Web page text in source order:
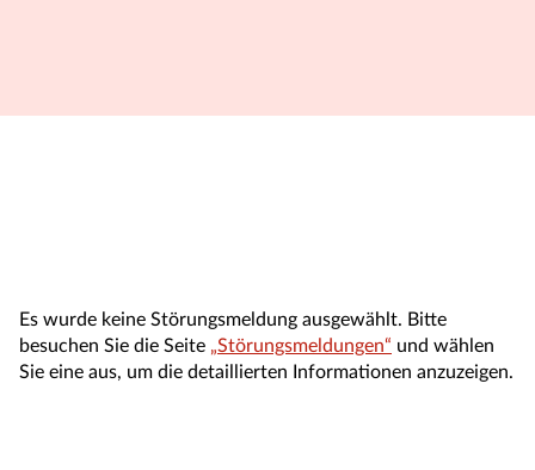
Es wurde keine Störungsmeldung ausgewählt. Bitte
besuchen Sie die Seite „Störungsmeldungen“ und wählen
Sie eine aus, um die detaillierten Informationen anzuzeigen.